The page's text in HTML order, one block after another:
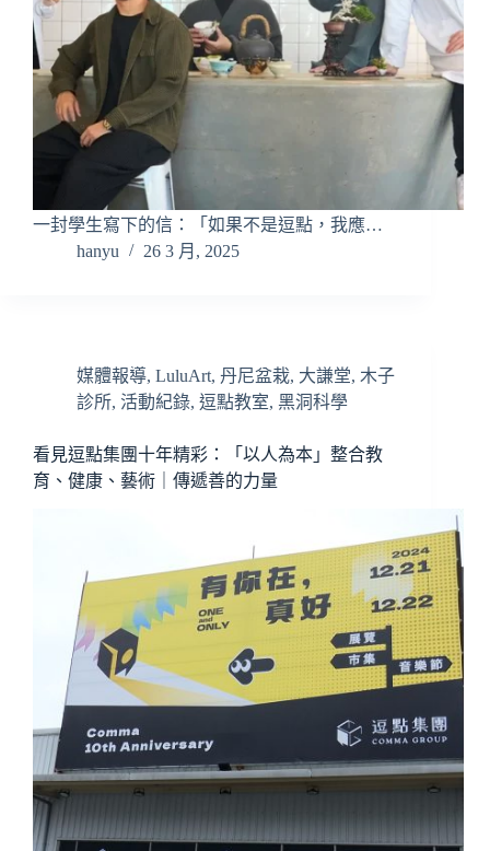
一封學生寫下的信：「如果不是逗點，我應…
hanyu
26 3 月, 2025
媒體報導, LuluArt, 丹尼盆栽, 大謙堂, 木子
診所, 活動紀錄, 逗點教室, 黑洞科學
看見逗點集團十年精彩：「以人為本」整合教
育、健康、藝術｜傳遞善的力量